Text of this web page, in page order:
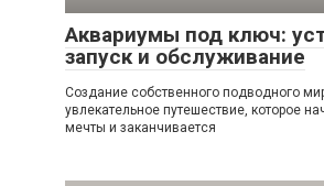
Аквариумы под ключ:
запуск и обслуживание
Создание собственного подводного
увлекательное путешествие, которое
мечты и заканчивается